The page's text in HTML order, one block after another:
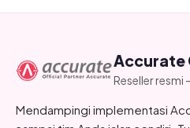
Accurate
Reseller resmi
Mendampingi implementasi